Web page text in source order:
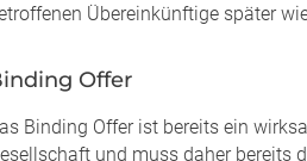
Übereinkünftige später
Offer
Binding Offer ist bereits ein
und muss daher bereits